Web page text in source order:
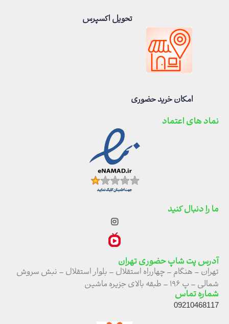
تحویل اکسپرس
امکان خرید حضوری
آدرس پت شاپ حضوری تهران
تهران – هنگام – چهارراه استقلال – بلوار استقلال – نبش سروش
شمالی – پ ۱۹۶ – طبقه بالای جزیره ماشین
شماره تماس
09210468117
ما را دنبال کنید
نماد های اعتماد